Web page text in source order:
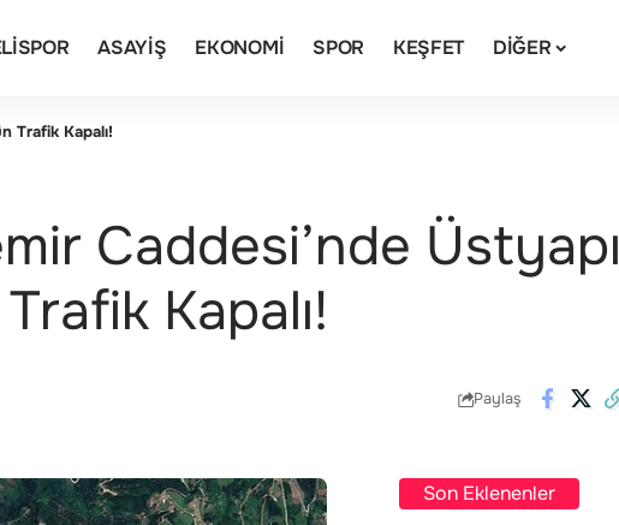
ASAYIŞ EKONOMI SPOR KEŞFET DIĞER
Trafik Kapalı!
Caddesi’nde Üstyapı
Kapalı!
Paylaş
Son Eklenenler